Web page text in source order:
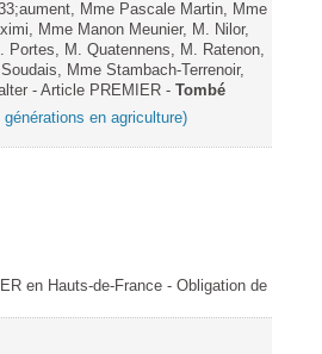
Mme Pascale Martin, Mme
Mme Manon Meunier, M. Nilor,
M. Quatennens, M. Ratenon,
Mme Stambach-Terrenoir,
- Article PREMIER - Tombé
en agriculture)
en Hauts-de-France - Obligation de